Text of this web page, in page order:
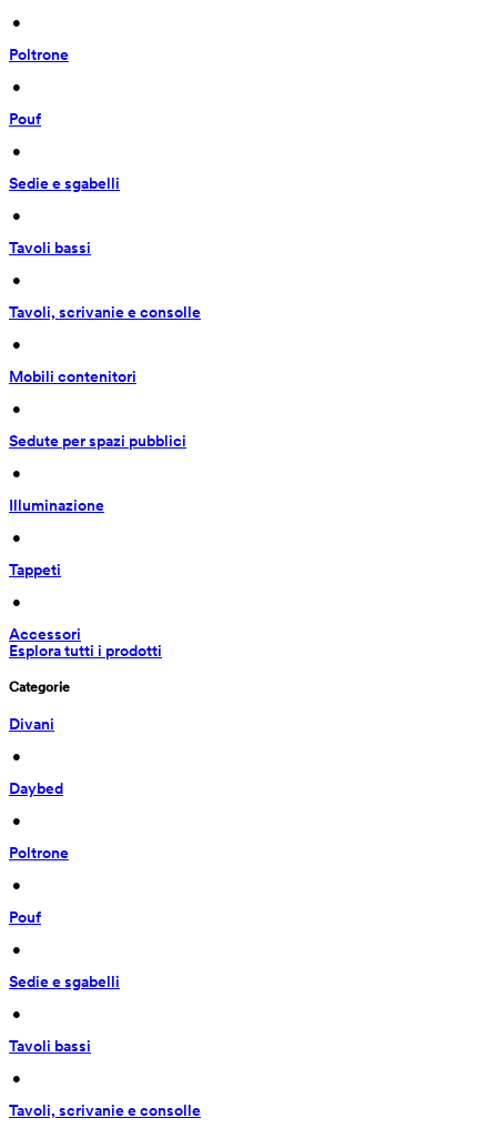
•
Poltrone
•
Pouf
•
Sedie e sgabelli
•
Tavoli bassi
•
Tavoli, scrivanie e consolle
•
Mobili contenitori
•
Sedute per spazi pubblici
•
Illuminazione
•
Tappeti
•
Accessori
Esplora tutti i prodotti
Categorie
Divani
•
Daybed
•
Poltrone
•
Pouf
•
Sedie e sgabelli
•
Tavoli bassi
•
Tavoli, scrivanie e consolle